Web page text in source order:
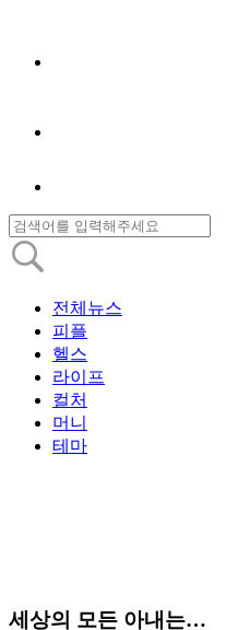
전체뉴스
피플
헬스
라이프
컬처
머니
테마
세상의 모든 아내는…